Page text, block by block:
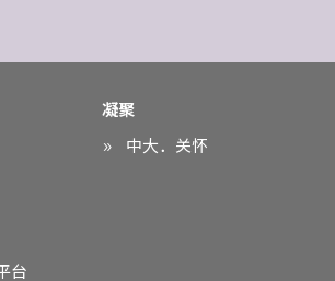
台
凝聚
中大．关怀